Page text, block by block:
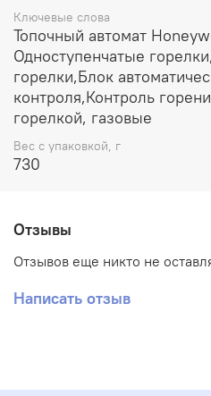
Ключевые слова
Топочный автомат
Одноступенчатые
горелки,Блок
контроля,Контроль
горелкой, газовые
Вес с упаковкой, г
730
Отзывы
Отзывов еще никто не
Написать отзыв